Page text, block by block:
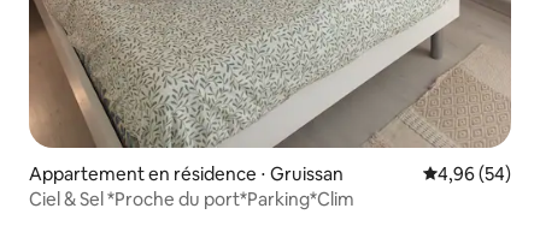
Appartement en résidence ⋅ Gruissan Évaluation
4,96 (54)
Ciel & Sel *Proche du port*Parking*Clim